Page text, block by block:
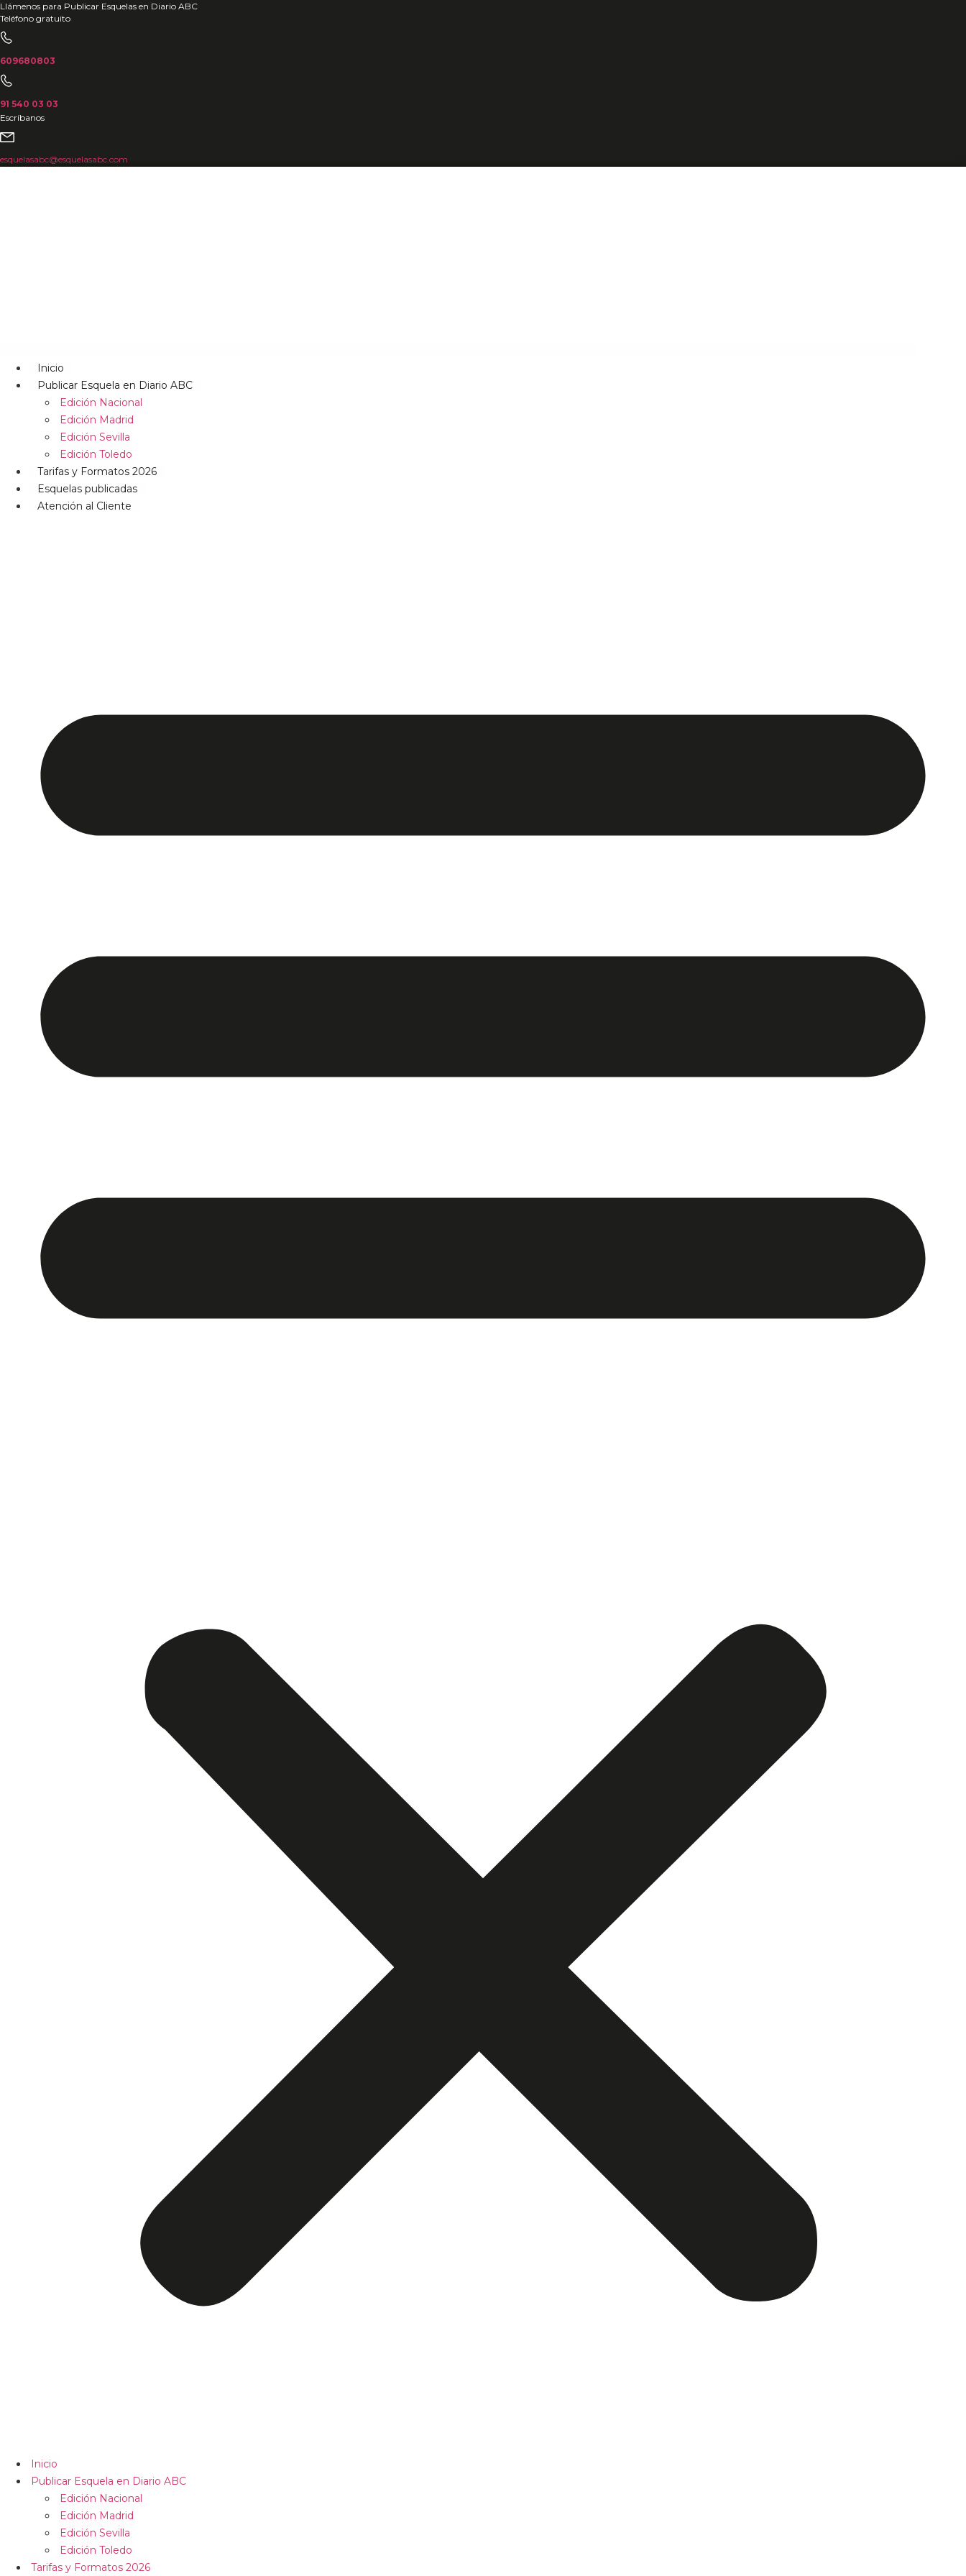
Ir
al
contenido
Llámenos para Publicar Esquelas en Diario ABC
Teléfono gratuito
609680803
91 540 03 03
Escríbanos
esquelasabc@esquelasabc.com
Inicio
Publicar Esquela en Diario ABC
Edición Nacional
Edición Madrid
Edición Sevilla
Edición Toledo
Tarifas y Formatos 2026
Esquelas publicadas
Atención al Cliente
Inicio
Publicar Esquela en Diario ABC
Edición Nacional
Edición Madrid
Edición Sevilla
Edición Toledo
Tarifas y Formatos 2026